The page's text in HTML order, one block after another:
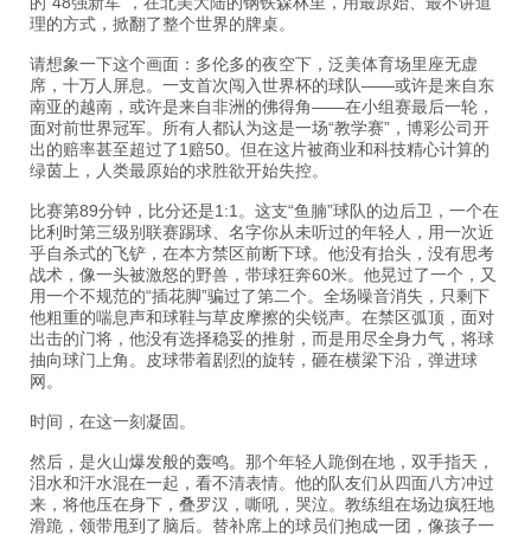
理的方式，掀翻了整个世界的牌桌。
请想象一下这个画面：多伦多的夜空下，泛美体育场里座无虚
席，十万人屏息。一支首次闯入世界杯的球队——或许是来自东
南亚的越南，或许是来自非洲的佛得角——在小组赛最后一轮，
面对前世界冠军。所有人都认为这是一场“教学赛”，博彩公司开
出的赔率甚至超过了1赔50。但在这片被商业和科技精心计算的
绿茵上，人类最原始的求胜欲开始失控。
比赛第89分钟，比分还是1:1。这支“鱼腩”球队的边后卫，一个在
比利时第三级别联赛踢球、名字你从未听过的年轻人，用一次近
乎自杀式的飞铲，在本方禁区前断下球。他没有抬头，没有思考
战术，像一头被激怒的野兽，带球狂奔60米。他晃过了一个，又
用一个不规范的“插花脚”骗过了第二个。全场噪音消失，只剩下
他粗重的喘息声和球鞋与草皮摩擦的尖锐声。在禁区弧顶，面对
出击的门将，他没有选择稳妥的推射，而是用尽全身力气，将球
抽向球门上角。皮球带着剧烈的旋转，砸在横梁下沿，弹进球
网。
时间，在这一刻凝固。
然后，是火山爆发般的轰鸣。那个年轻人跪倒在地，双手指天，
泪水和汗水混在一起，看不清表情。他的队友们从四面八方冲过
来，将他压在身下，叠罗汉，嘶吼，哭泣。教练组在场边疯狂地
滑跪，领带甩到了脑后。替补席上的球员们抱成一团，像孩子一